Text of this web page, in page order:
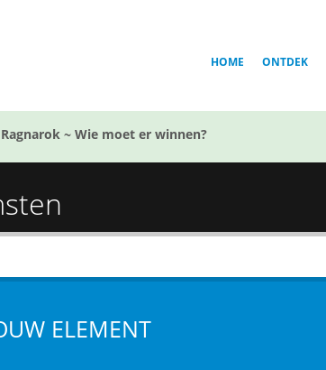
HOME ONTDEK
~ Wie moet er winnen?
ELEMENT